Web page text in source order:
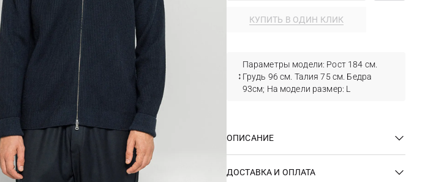
КУПИТЬ В ОДИН КЛИК
Параметры модели: Рост 184 см.
Грудь 96 см. Талия 75 см. Бедра
93см; На модели размер: L
ОПИСАНИЕ
ДОСТАВКА И ОПЛАТА